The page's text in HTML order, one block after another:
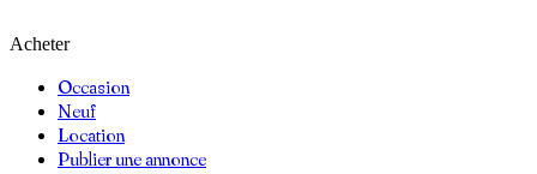
Acheter
Occasion
Neuf
Location
Publier une annonce